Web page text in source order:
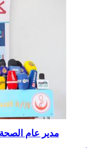
مدير عام الصحة: